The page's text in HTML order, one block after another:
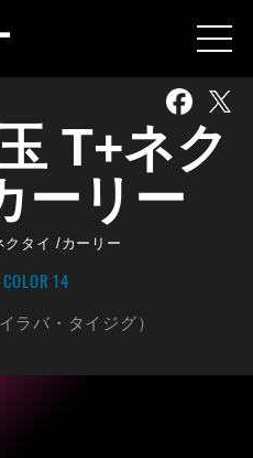
T+ネク
ーリー
クタイ /カーリー
COLOR 14
ラバ・タイジグ）